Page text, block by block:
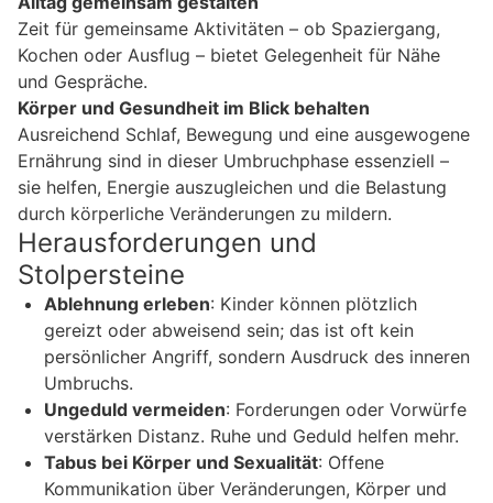
Zeit für gemeinsame Aktivitäten – ob Spaziergang,
Kochen oder Ausflug – bietet Gelegenheit für Nähe
und Gespräche.
Körper und Gesundheit im Blick behalten
Ausreichend Schlaf, Bewegung und eine ausgewogene
Ernährung sind in dieser Umbruchphase essenziell –
sie helfen, Energie auszugleichen und die Belastung
durch körperliche Veränderungen zu mildern.
Herausforderungen und
Stolpersteine
Ablehnung erleben: Kinder können plötzlich
gereizt oder abweisend sein; das ist oft kein
persönlicher Angriff, sondern Ausdruck des inneren
Umbruchs.
Ungeduld vermeiden: Forderungen oder Vorwürfe
verstärken Distanz. Ruhe und Geduld helfen mehr.
Tabus bei Körper und Sexualität: Offene
Kommunikation über Veränderungen, Körper und